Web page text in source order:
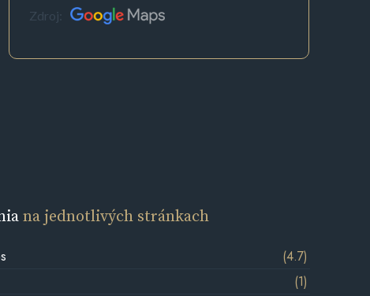
Zdroj:
na jednotlivých stránkach
(4.7)
(1)